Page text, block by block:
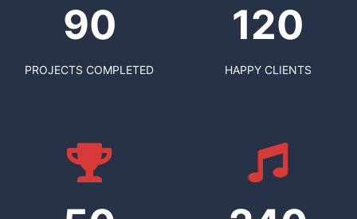
90
PROJECTS COMPLETED
120
HAPPY CLIENTS